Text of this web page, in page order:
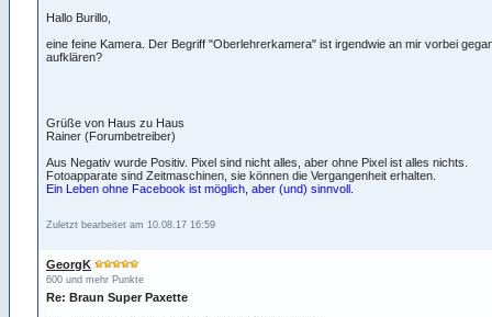
Hallo Burillo,
eine feine Kamera. Der Begriff "Oberlehrerkamera" ist irgendwie an mir vorbei
aufklären?
Grüße von Haus zu Haus
Rainer (Forumbetreiber)
Aus Negativ wurde Positiv. Pixel sind nicht alles, aber ohne Pixel ist alles nichts.
Fotoapparate sind Zeitmaschinen, sie können die Vergangenheit erhalten.
Ein Leben ohne Facebook ist möglich, aber (und) sinnvoll.
Zuletzt bearbeitet am 10.08.17 16:59
GeorgK
600 und mehr Punkte
Re: Braun Super Paxette